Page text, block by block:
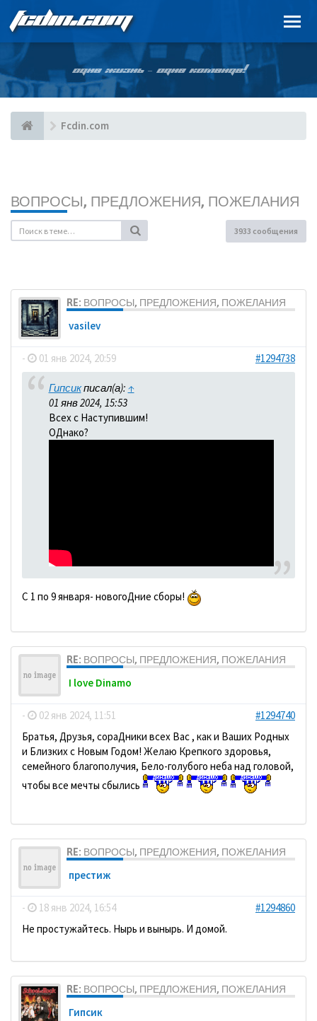
FCDIN.COM
ОДНА ЖИЗНЬ – ОДНА КОМАНДА!
Fcdin.com
ВОПРОСЫ, ПРЕДЛОЖЕНИЯ, ПОЖЕЛАНИЯ
3933 сообщения
RE: ВОПРОСЫ, ПРЕДЛОЖЕНИЯ, ПОЖЕЛАНИЯ
vasilev
- 01 янв 2024, 20:59 #1294738
Гипсикписал(а): ↑
01 янв 2024, 15:53
Всех с Наступившим!
ОДнако?
С 1 по 9 января- новогоДние сборы!
RE: ВОПРОСЫ, ПРЕДЛОЖЕНИЯ, ПОЖЕЛАНИЯ
I love Dinamo
- 02 янв 2024, 11:51
#1294740
Братья, Друзья, сораДники всех Вас , как и Ваших Родных
и Близких с Новым Годом! Желаю Крепкого здоровья,
семейного благополучия, Бело-голубого неба над головой,
чтобы все мечты сбылись
RE: ВОПРОСЫ, ПРЕДЛОЖЕНИЯ, ПОЖЕЛАНИЯ
престиж
- 18 янв 2024, 16:54
#1294860
Не простужайтесь. Нырь и вынырь. И домой.
RE: ВОПРОСЫ, ПРЕДЛОЖЕНИЯ, ПОЖЕЛАНИЯ
Гипсик